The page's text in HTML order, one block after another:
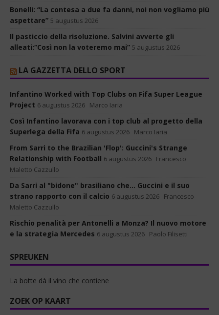
Bonelli: “La contesa a due fa danni, noi non vogliamo più
aspettare” 5 augustus 2026
Il pasticcio della risoluzione. Salvini avverte gli
alleati:“Così non la voteremo mai” 5 augustus 2026
LA GAZZETTA DELLO SPORT
Infantino Worked with Top Clubs on Fifa Super League
Project 6 augustus 2026 Marco Iaria
Così Infantino lavorava con i top club al progetto della
Superlega della Fifa 6 augustus 2026 Marco Iaria
From Sarri to the Brazilian 'Flop': Guccini's Strange
Relationship with Football 6 augustus 2026 Francesco
Maletto Cazzullo
Da Sarri al "bidone" brasiliano che... Guccini e il suo
strano rapporto con il calcio 6 augustus 2026 Francesco
Maletto Cazzullo
Rischio penalità per Antonelli a Monza? Il nuovo motore
e la strategia Mercedes 6 augustus 2026 Paolo Filisetti
SPREUKEN
La botte dà il vino che contiene
ZOEK OP KAART